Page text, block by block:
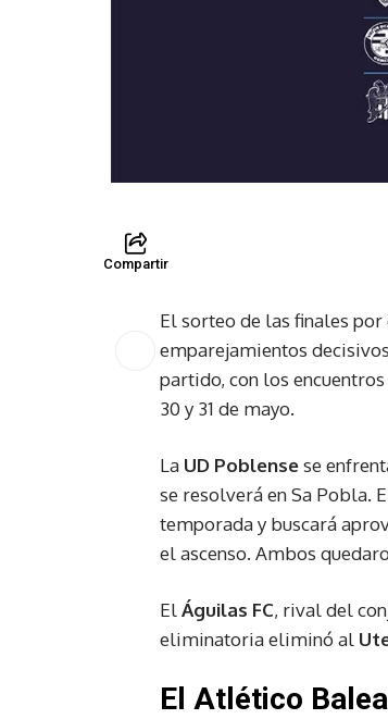
Compartir
El sorteo de las finales por
emparejamientos
partido, con los
30 y 31 de mayo.
La UD Poblensese
se resolverá en Sa Pobla.
temporada y buscará
el ascenso. Ambos
ElÁguilas FC, rival del
eliminatoria eliminó al
El Atlético